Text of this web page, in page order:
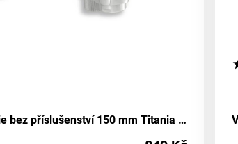
Vanová baterie bez příslušenství 150 mm Titania Neon chrom NOVASERVIS 93020/1,0